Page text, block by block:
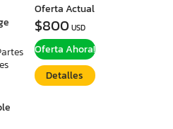
Oferta Actual
$800USD
Oferta Ahora!
Detalles